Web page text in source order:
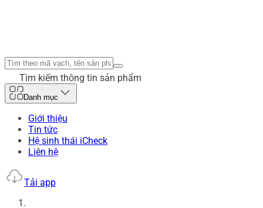
Tìm kiếm thông tin sản phẩm
Danh mục
Giới thiệu
Tin tức
Hệ sinh thái iCheck
Liên hệ
Tải app